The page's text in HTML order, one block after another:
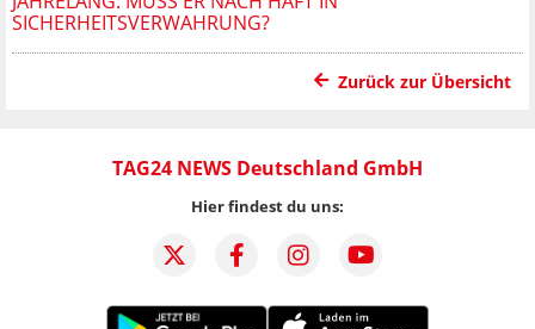
SICHERHEITSVERWAHRUNG?
Zurück zur Übersicht
TAG24 NEWS Deutschland GmbH
Hier findest du uns: